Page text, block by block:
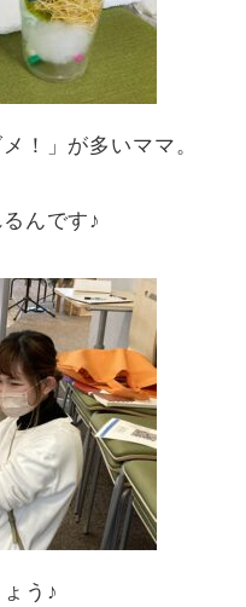
！」が多いママ。
んです♪
う♪